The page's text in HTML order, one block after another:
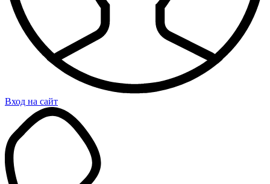
Вход на сайт